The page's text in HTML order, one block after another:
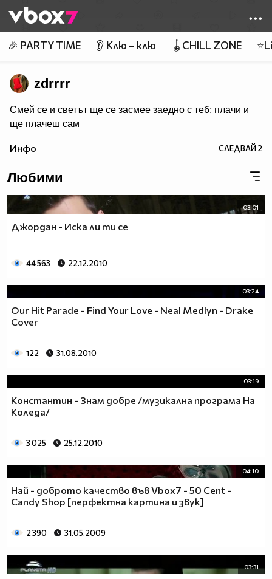
👾
🎉 PARTY TIME 👂 Клю – клю 🪀CHILL ZONE
zdrrrr
Смей се и светът ще се засмее заедно с теб; плачи и
ще плачеш сам
Инфо СЛЕДВАЙ2
Любими
03:01
Джордан - Иска ли ти се
44 563 22.12.2010
03:24
Our Hit Parade - Find Your Love - Neal Medlyn - Drake
Cover
122 31.08.2010
03:19
Константин - Знам добре /музикална програма На
Коледа/
3 025 25.12.2010
04:10
Най - доброто качество във Vbox7 - 50 Cent -
Candy Shop [перфектна картина и звук]
2 390 31.05.2009
03:31